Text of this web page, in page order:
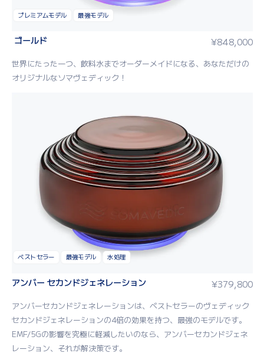
プレミアムモデル 最強モデル
ゴールド ¥848,000
世界にたった一つ、飲料水までオーダーメイドになる、あなただけの
オリジナルなソマヴェディック！
ベストセラー 最強モデル 水処理
アンバー セカンドジェネレーション ¥379,800
アンバーセカンドジェネレーションは、 ベストセラーのヴェディック
セカンドジェネレーションの4倍の効果を持つ、 最強のモデルです。
EMF/5Gの影響を究極に軽減したいのなら、アンバーセカンドジェネ
レーション、それが解決策です。